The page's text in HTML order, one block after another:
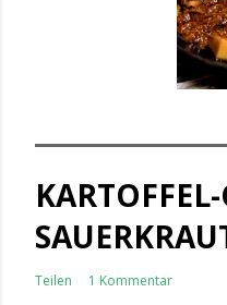
Teilen 1 Kommentar